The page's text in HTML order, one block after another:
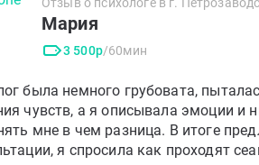
Мария
3 500р/60мин
была немного грубовата,
чувств, а я описывала эмоции и
мне в чем разница. В итоге
я спросила как проходят